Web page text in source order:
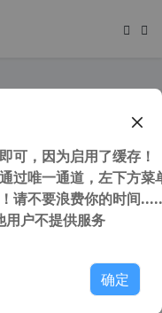
v12 (pdf转dwg/d
可，因为启用了缓存！
过唯一通道，左下方菜
请不要浪费你的时间
用户不提供服务
确定